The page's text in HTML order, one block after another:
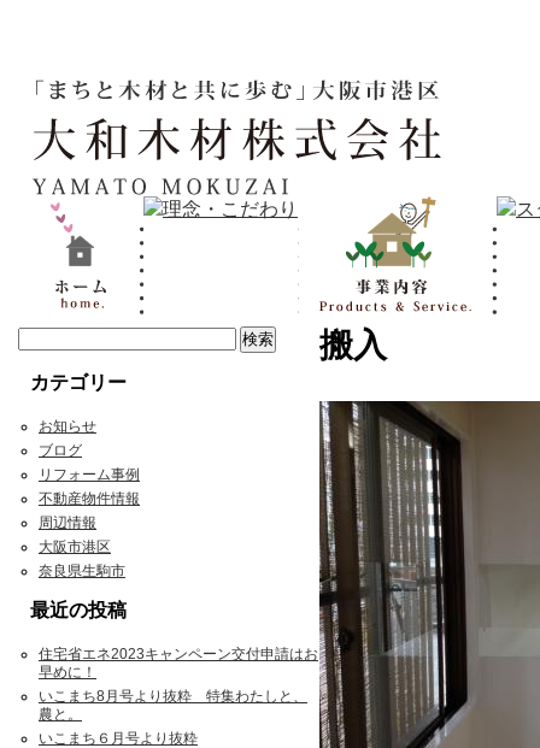
搬入
カテゴリー
お知らせ
ブログ
リフォーム事例
不動産物件情報
周辺情報
大阪市港区
奈良県生駒市
最近の投稿
住宅省エネ2023キャンペーン交付申請はお
早めに！
いこまち8月号より抜粋 特集わたしと、
農と。
いこまち６月号より抜粋